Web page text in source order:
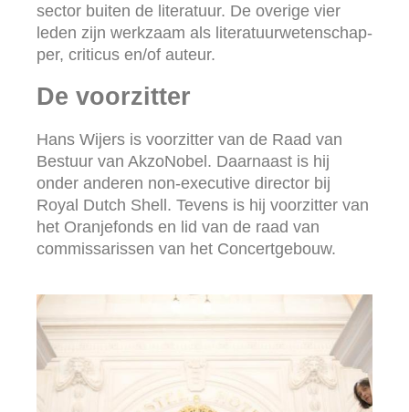
sector buiten de literatuur. De overige vier
leden zijn werkzaam als literatuurwetenschap­
per, criticus en/of auteur.
De voorzitter
Hans Wijers is voorzitter van de Raad van
Bestuur van AkzoNobel. Daarnaast is hij
onder anderen non-executive director bij
Royal Dutch Shell. Tevens is hij voorzitter van
het Oranjefonds en lid van de raad van
commissarissen van het Concertgebouw.